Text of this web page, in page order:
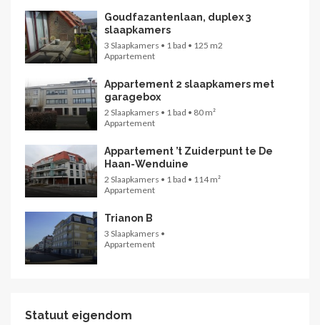
Goudfazantenlaan, duplex 3
slaapkamers
3 Slaapkamers • 1 bad • 125 m2
Appartement
Appartement 2 slaapkamers met
garagebox
2 Slaapkamers • 1 bad • 80 m²
Appartement
Appartement ’t Zuiderpunt te De
Haan-Wenduine
2 Slaapkamers • 1 bad • 114 m²
Appartement
Trianon B
3 Slaapkamers •
Appartement
Statuut eigendom